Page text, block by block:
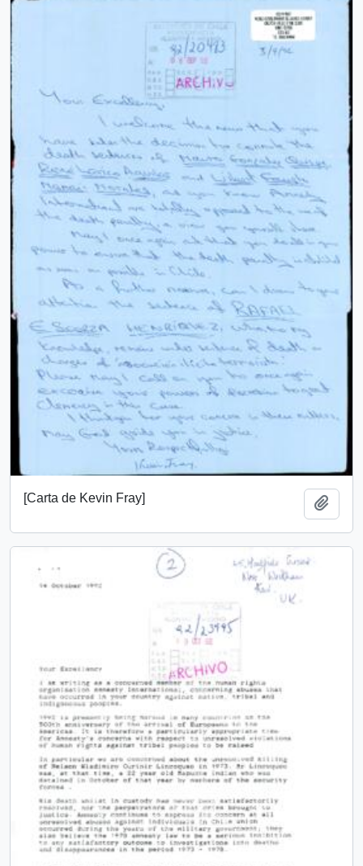
[Carta de Kevin Fray]